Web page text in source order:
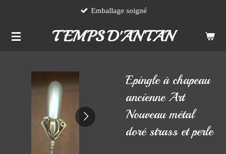
contenu
TEMPS D'ANTAN
Emballage soigné
Epingle à chapeau
ancienne Art
Nouveau métal
doré strass et perle